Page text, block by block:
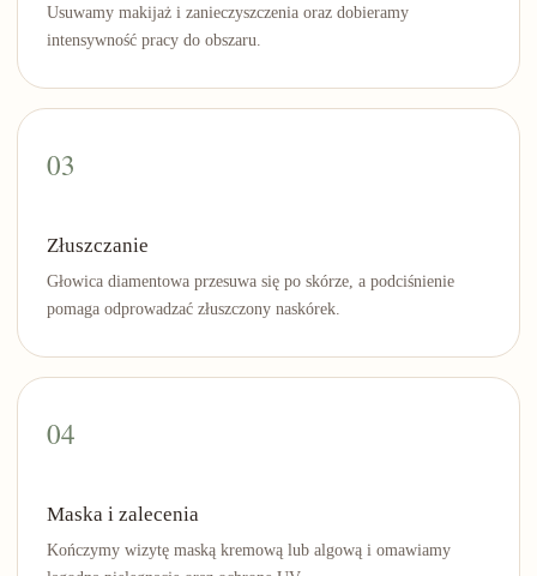
Usuwamy makijaż i zanieczyszczenia oraz dobieramy
intensywność pracy do obszaru.
Złuszczanie
Głowica diamentowa przesuwa się po skórze, a podciśnienie
pomaga odprowadzać złuszczony naskórek.
Maska i zalecenia
Kończymy wizytę maską kremową lub algową i omawiamy